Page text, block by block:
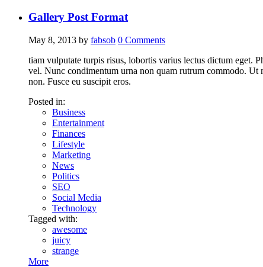
Gallery Post Format
May 8, 2013 by fabsob 0 Comments
tiam vulputate turpis risus, lobortis varius lectus dictum eget.
vel. Nunc condimentum urna non quam rutrum commodo.
non. Fusce eu suscipit eros.
Posted in:
Business
Entertainment
Finances
Lifestyle
Marketing
News
Politics
SEO
Social Media
Technology
Tagged with:
awesome
juicy
strange
More